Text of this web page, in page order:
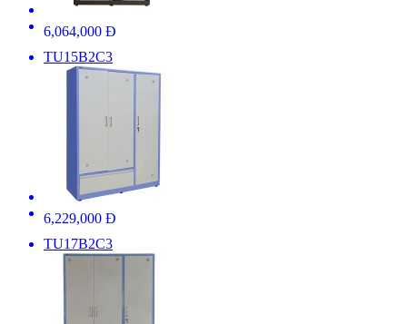
6,064,000 Đ
TU15B2C3
6,229,000 Đ
TU17B2C3